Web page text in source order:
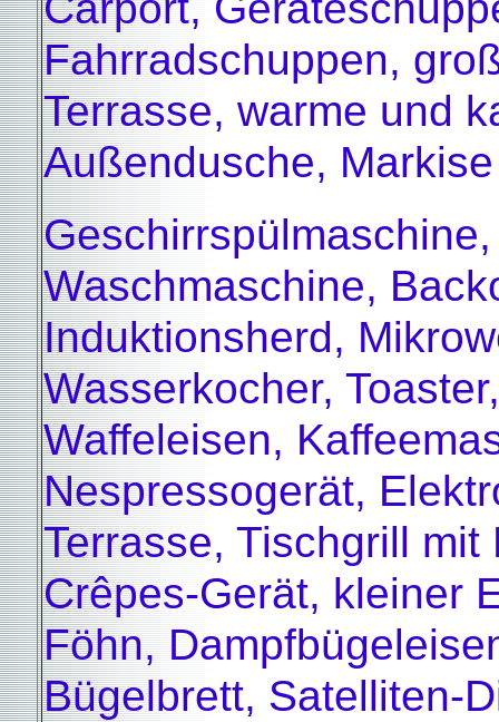
Fahrradschuppen,
Terrasse, warme und
Außendusche, Markise
Geschirrspülmaschine,
Waschmaschine,
Induktionsherd,
Wasserkocher, Toaster,
Waffeleisen,
Nespressogerät,
Terrasse, Tischgrill mit
Crêpes-Gerät, kleiner
Föhn,
Bügelbrett, Satelliten-